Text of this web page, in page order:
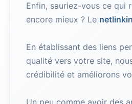
Enfin, sauriez-vous ce qui
encore mieux ? Le
En établissant des liens
qualité vers votre site,
crédibilité et améliorons
Un peu comme avoir des